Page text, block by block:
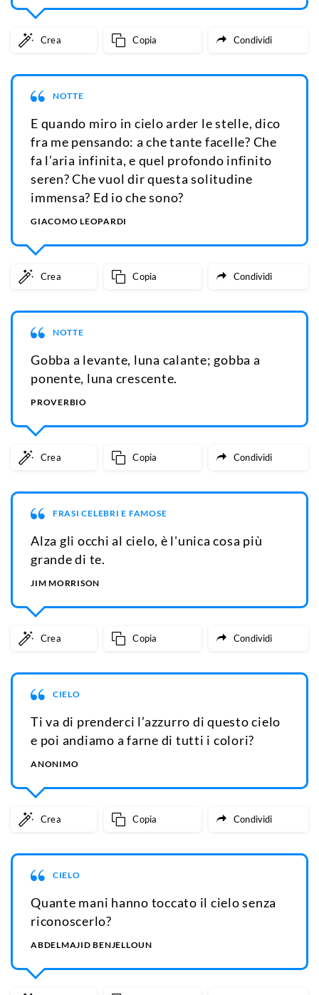
Crea Copia Condividi
NOTTE
E quando miro in cielo arder le stelle, dico
fra me pensando: a che tante facelle? Che
fa l’aria infinita, e quel profondo infinito
seren? Che vuol dir questa solitudine
immensa? Ed io che sono?
GIACOMO LEOPARDI
Crea Copia Condividi
NOTTE
Gobba a levante, luna calante; gobba a
ponente, luna crescente.
PROVERBIO
Crea Copia Condividi
FRASI CELEBRI E FAMOSE
Alza gli occhi al cielo, è l'unica cosa più
grande di te.
JIM MORRISON
Crea Copia Condividi
CIELO
Ti va di prenderci l’azzurro di questo cielo
e poi andiamo a farne di tutti i colori?
ANONIMO
Crea Copia Condividi
CIELO
Quante mani hanno toccato il cielo senza
riconoscerlo?
ABDELMAJID BENJELLOUN